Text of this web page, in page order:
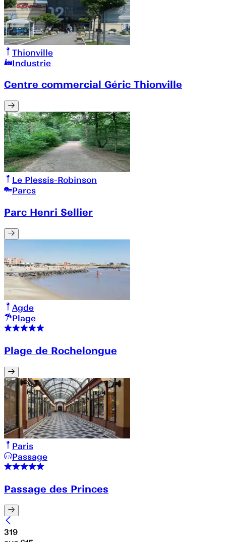
Thionville
Industrie
Centre commercial Géric Thionville
Le Plessis-Robinson
Parcs
Parc Henri Sellier
Agde
Plage
Plage de Rochelongue
Paris
Passage
Passage des Princes
319